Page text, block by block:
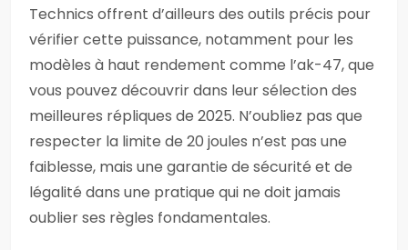
Technics offrent d’ailleurs des outils précis pour
vérifier cette puissance, notamment pour les
modèles à haut rendement comme l’ak-47, que
vous pouvez découvrir dans leur sélection des
meilleures répliques de 2025. N’oubliez pas que
respecter la limite de 20 joules n’est pas une
faiblesse, mais une garantie de sécurité et de
légalité dans une pratique qui ne doit jamais
oublier ses règles fondamentales.